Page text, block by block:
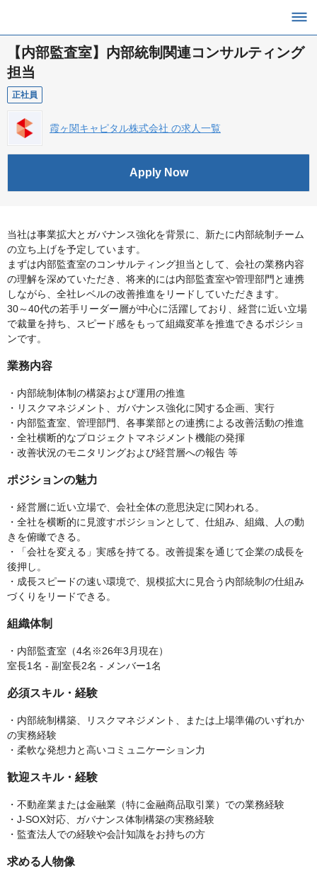
【内部監査室】内部統制関連コンサルティング
担当
正社員
霞ヶ関キャピタル株式会社 の求人一覧
Apply Now
当社は事業拡大とガバナンス強化を背景に、新たに内部統制チーム
の立ち上げを予定しています。
まずは内部監査室のコンサルティング担当として、会社の業務内容
の理解を深めていただき、将来的には内部監査室や管理部門と連携
しながら、全社レベルの改善推進をリードしていただきます。
30～40代の若手リーダー層が中心に活躍しており、経営に近い立場
で裁量を持ち、スピード感をもって組織変革を推進できるポジショ
ンです。
業務内容
・内部統制体制の構築および運用の推進
・リスクマネジメント、ガバナンス強化に関する企画、実行
・内部監査室、管理部門、各事業部との連携による改善活動の推進
・全社横断的なプロジェクトマネジメント機能の発揮
・改善状況のモニタリングおよび経営層への報告 等
ポジションの魅力
・経営層に近い立場で、会社全体の意思決定に関われる。
・全社を横断的に見渡すポジションとして、仕組み、組織、人の動
きを俯瞰できる。
・「会社を変える」実感を持てる。改善提案を通じて企業の成長を
後押し。
・成長スピードの速い環境で、規模拡大に見合う内部統制の仕組み
づくりをリードできる。
組織体制
・内部監査室（4名※26年3月現在）
室長1名 - 副室長2名 - メンバー1名
必須スキル・経験
・内部統制構築、リスクマネジメント、または上場準備のいずれか
の実務経験
・柔軟な発想力と高いコミュニケーション力
歓迎スキル・経験
・不動産業または金融業（特に金融商品取引業）での業務経験
・J-SOX対応、ガバナンス体制構築の実務経験
・監査法人での経験や会計知識をお持ちの方
求める人物像